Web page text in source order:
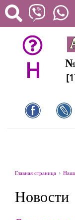
H
Главная страница
Новости